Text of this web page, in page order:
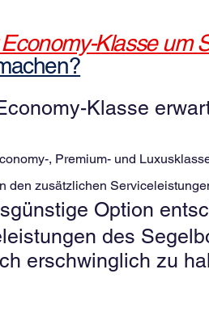
Klasse um
Klasse
, Premium- und
zusätzlichen
Option
des
erschwinglich zu